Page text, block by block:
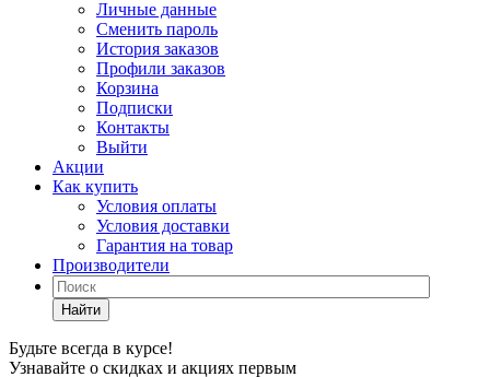
Личные данные
Сменить пароль
История заказов
Профили заказов
Корзина
Подписки
Контакты
Выйти
Акции
Как купить
Условия оплаты
Условия доставки
Гарантия на товар
Производители
Найти
Будьте всегда в курсе!
Узнавайте о скидках и акциях первым